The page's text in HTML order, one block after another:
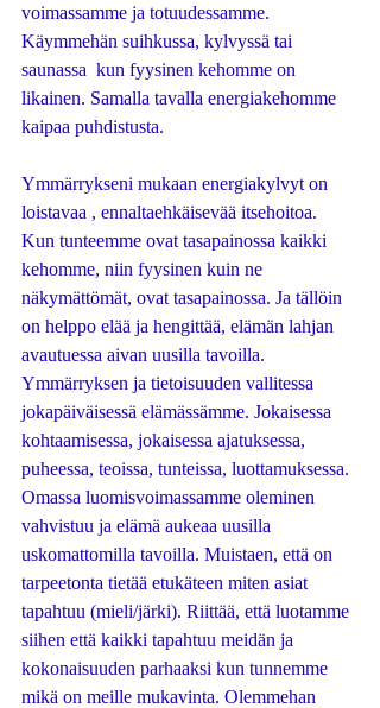
voimassamme ja totuudessamme.
Käymmehän suihkussa, kylvyssä tai
saunassa  kun fyysinen kehomme on
likainen. Samalla tavalla energiakehomme
kaipaa puhdistusta.
Ymmärrykseni mukaan energiakylvyt on
loistavaa , ennaltaehkäisevää itsehoitoa.
Kun tunteemme ovat tasapainossa kaikki
kehomme, niin fyysinen kuin ne
näkymättömät, ovat tasapainossa. Ja tällöin
on helppo elää ja hengittää, elämän lahjan
avautuessa aivan uusilla tavoilla.
Ymmärryksen ja tietoisuuden vallitessa
jokapäiväisessä elämässämme. Jokaisessa
kohtaamisessa, jokaisessa ajatuksessa,
puheessa, teoissa, tunteissa, luottamuksessa.
Omassa luomisvoimassamme oleminen
vahvistuu ja elämä aukeaa uusilla
uskomattomilla tavoilla. Muistaen, että on
tarpeetonta tietää etukäteen miten asiat
tapahtuu (mieli/järki). Riittää, että luotamme
siihen että kaikki tapahtuu meidän ja
kokonaisuuden parhaaksi kun tunnemme
mikä on meille mukavinta. Olemmehan